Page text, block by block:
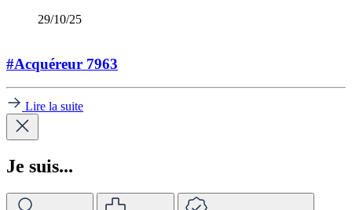
29/10/25
#Acquéreur 7963
Lire la suite
Je suis...